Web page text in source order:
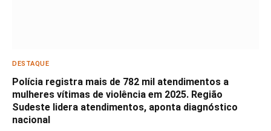
DESTAQUE
Polícia registra mais de 782 mil atendimentos a
mulheres vítimas de violência em 2025. Região
Sudeste lidera atendimentos, aponta diagnóstico
nacional